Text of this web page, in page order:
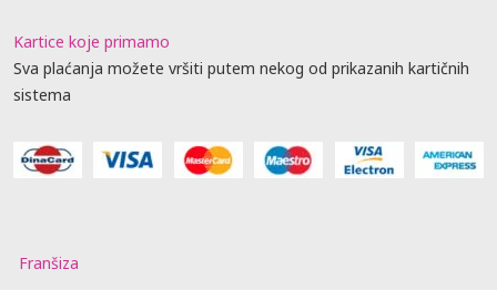
Kartice koje primamo
Sva plaćanja možete vršiti putem nekog od prikazanih kartičnih
sistema
Franšiza